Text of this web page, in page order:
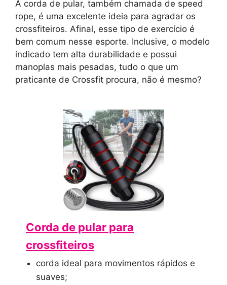
A corda de pular, também chamada de speed
rope, é uma excelente ideia para agradar os
crossfiteiros. Afinal, esse tipo de exercício é
bem comum nesse esporte. Inclusive, o modelo
indicado tem alta durabilidade e possui
manoplas mais pesadas, tudo o que um
praticante de Crossfit procura, não é mesmo?
Corda de pular para
crossfiteiros
corda ideal para movimentos rápidos e
suaves;